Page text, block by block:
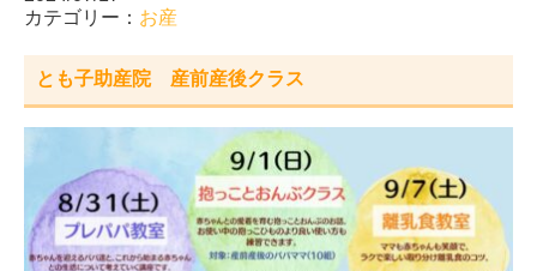
カテゴリー： お産
とも子助産院 産前産後クラス